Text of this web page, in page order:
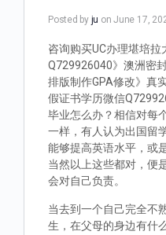
Posted by ju on June 17,
咨询购买UC办理堪培
Q729926040》澳洲密
排版制作GPA修改》真
假证书学历微信
毕业怎么办？相信对每
一样，有人认为出国留
能够提高英语水平，或
当然以上这些都对，便
会对自己负责。
当去到一个自己完全不
生，在父母的身边有什